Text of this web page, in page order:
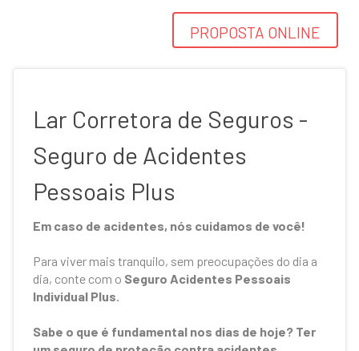
PROPOSTA ONLINE
Lar Corretora de Seguros -
Seguro de Acidentes
Pessoais Plus
Em caso de acidentes, nós cuidamos de você!
Para viver mais tranquilo, sem preocupações do dia a
dia, conte com o Seguro Acidentes Pessoais
Individual Plus.
Sabe o que é fundamental nos dias de hoje? Ter